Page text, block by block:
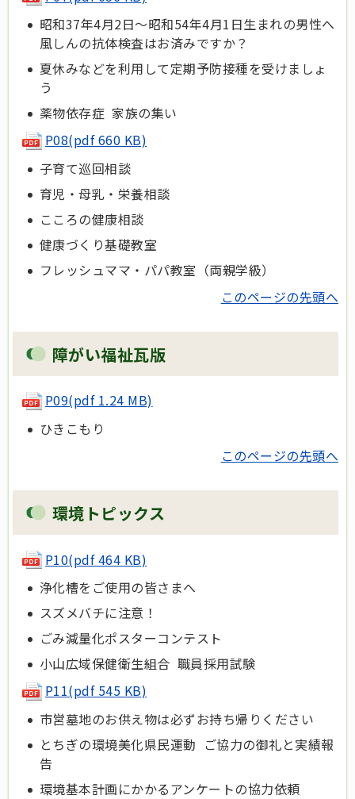
昭和37年4月2日～昭和54年4月1日生まれの男性へ
風しんの抗体検査はお済みですか？
夏休みなどを利用して定期予防接種を受けましょ
う
薬物依存症 家族の集い
P08(pdf 660 KB)
子育て巡回相談
育児・母乳・栄養相談
こころの健康相談
健康づくり基礎教室
フレッシュママ・パパ教室（両親学級）
このページの先頭へ
障がい福祉瓦版
P09(pdf 1.24 MB)
ひきこもり
このページの先頭へ
環境トピックス
P10(pdf 464 KB)
浄化槽をご使用の皆さまへ
スズメバチに注意！
ごみ減量化ポスターコンテスト
小山広域保健衛生組合 職員採用試験
P11(pdf 545 KB)
市営墓地のお供え物は必ずお持ち帰りください
とちぎの環境美化県民運動 ご協力の御礼と実績報
告
環境基本計画にかかるアンケートの協力依頼